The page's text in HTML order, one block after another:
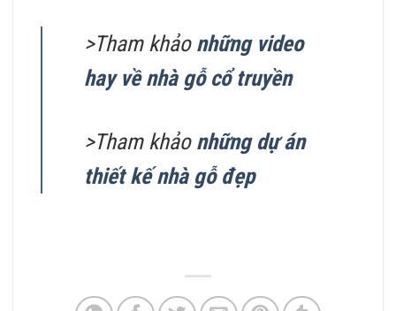
>Tham khảo những video
hay về nhà gỗ cổ truyền
>Tham khảo những dự án
thiết kế nhà gỗ đẹp